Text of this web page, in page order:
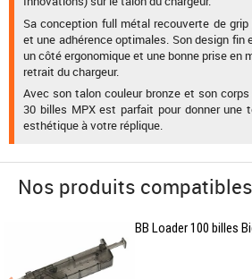
Sa conception full métal recouverte de
et une adhérence optimales. Son design fin
un côté ergonomique et une bonne prise en
retrait du chargeur.
Avec son talon couleur bronze et son
30 billes MPX est parfait pour donner une
esthétique à votre réplique.
Nos produits compatibles
BB Loader 100 billes